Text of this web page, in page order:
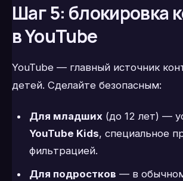
Шаг 5: блокировка
в YouTube
YouTube — главный источник
детей. Сделайте безопасным:
Для младших(до 12 лет) —
YouTube Kids, специальное
фильтрацией.
Для подростков — в